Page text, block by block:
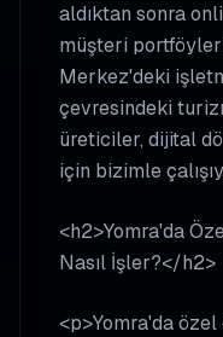
aldıktan sonra
müşteri
Merkez'deki
çevresindeki
üreticiler, dijital
için bizimle
<h2>Yomra'da
Nasıl İşler?</h2>
<p>Yomra'da